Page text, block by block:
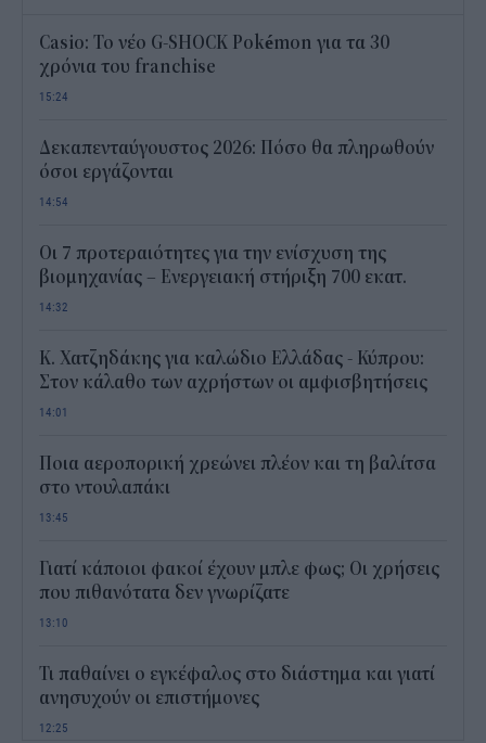
Casio: Το νέο G-SHOCK Pokémon για τα 30
χρόνια του franchise
15:24
Δεκαπενταύγουστος 2026: Πόσο θα πληρωθούν
όσοι εργάζονται
14:54
Οι 7 προτεραιότητες για την ενίσχυση της
βιομηχανίας – Ενεργειακή στήριξη 700 εκατ.
14:32
Κ. Χατζηδάκης για καλώδιο Ελλάδας - Κύπρου:
Στον κάλαθο των αχρήστων οι αμφισβητήσεις
14:01
Ποια αεροπορική χρεώνει πλέον και τη βαλίτσα
στο ντουλαπάκι
13:45
Γιατί κάποιοι φακοί έχουν μπλε φως; Οι χρήσεις
που πιθανότατα δεν γνωρίζατε
13:10
Τι παθαίνει ο εγκέφαλος στο διάστημα και γιατί
ανησυχούν οι επιστήμονες
12:25